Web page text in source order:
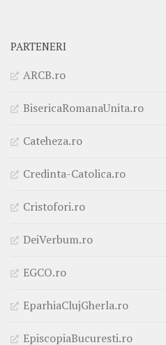
PARTENERI
ARCB.ro
BisericaRomanaUnita.ro
Cateheza.ro
Credinta-Catolica.ro
Cristofori.ro
DeiVerbum.ro
EGCO.ro
EparhiaClujGherla.ro
EpiscopiaBucuresti.ro